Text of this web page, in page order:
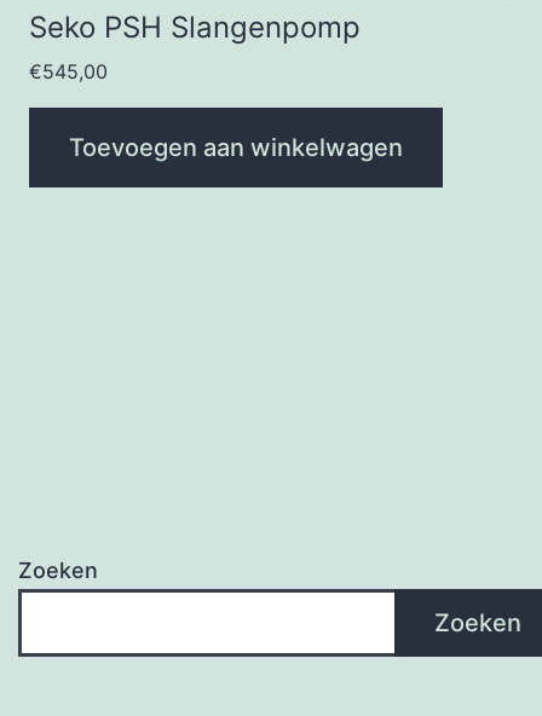
Seko PSH Slangenpomp
€545,00
Toevoegen aan winkelwagen
Zoeken
Zoeken